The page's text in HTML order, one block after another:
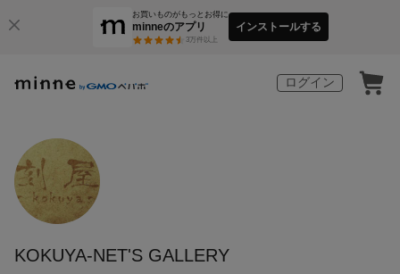
お買いものがもっとお得に
minneのアプリ
3万件以上
インストールする
ログイン
KOKUYA-NET'S GALLERY